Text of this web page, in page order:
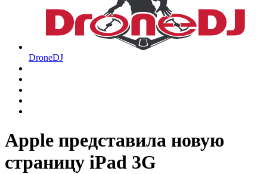
DroneDJ
Apple представила новую
страницу iPad 3G